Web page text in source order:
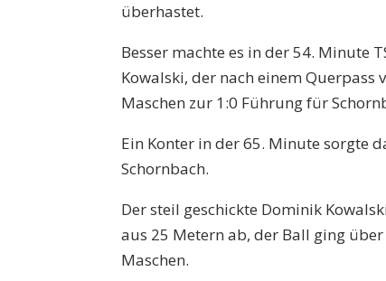
überhastet.
Besser machte es in der 54. Minute
Kowalski, der nach einem Querpass
Maschen zur 1:0 Führung für
Ein Konter in der 65. Minute sorgte
Schornbach.
Der steil geschickte Dominik
aus 25 Metern ab, der Ball ging
Maschen.